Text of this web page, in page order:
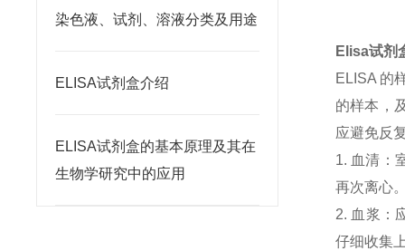
染色液、试剂、溶液分类及用途
ELISA试剂盒介绍
ELISA试剂盒的基本原理及其在
生物学研究中的应用
Elisa试剂
ELISA 的
的样本，
应避免反
1. 血清：
再次离心
2. 血浆：
仔细收集